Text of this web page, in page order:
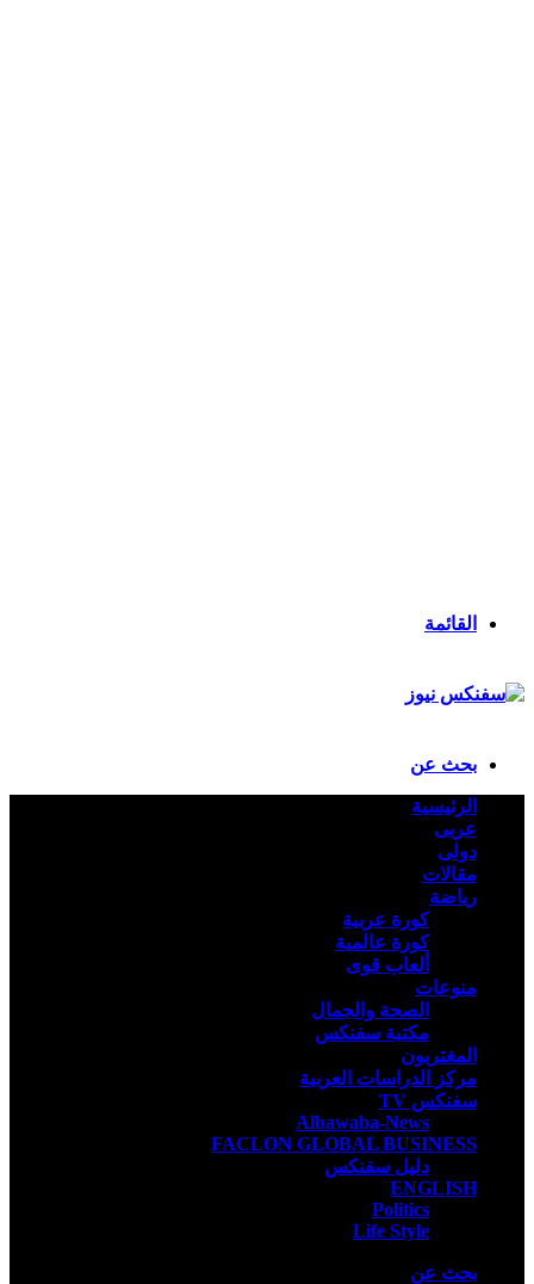
القائمة
بحث عن
الرئيسية
عربى
دولى
مقالات
رياضة
كورة عربية
كورة عالمية
ألعاب قوى
منوعات
الصحة والجمال
مكتبة سفنكس
المغتربون
مركز الدراسات العربية
سفنكس TV
Albawaba-News
FACLON GLOBAL BUSINESS
دليل سفنكس
ENGLISH
Politics
Life Style
بحث عن